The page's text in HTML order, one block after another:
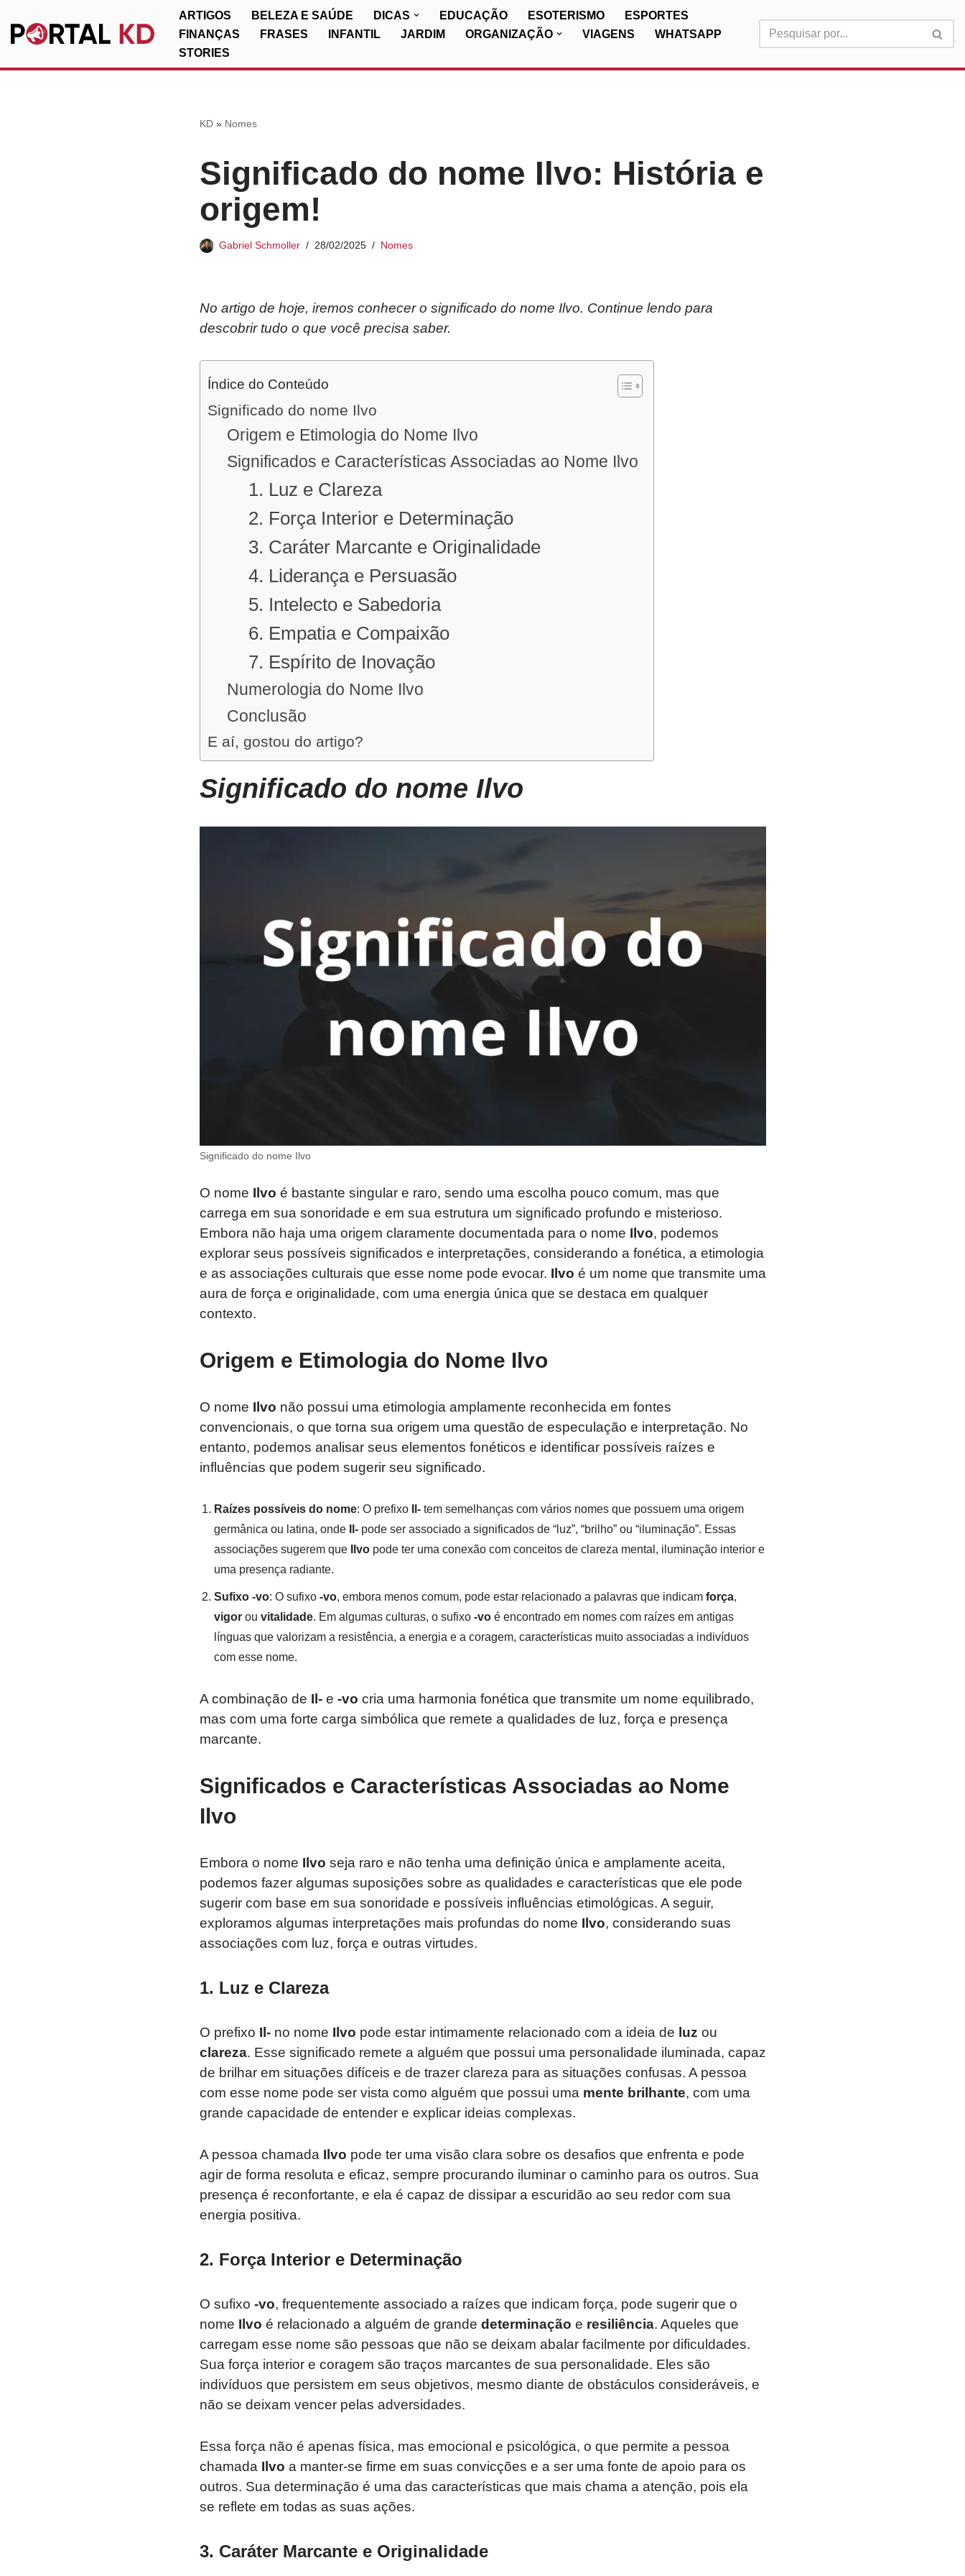
Pular
ARTIGOS BELEZA E SAÚDE DICAS EDUCAÇÃO ESOTERISMO
ESPORTES
FINANÇAS
FRASES INFANTIL JARDIM ORGANIZAÇÃO VIAGENS
WHATSAPP
STORIES
KD» Nomes
Significado do nome Ilvo: História e
origem!
Gabriel Schmoller 28/02/2025 Nomes
No artigo de hoje, iremos conhecer o significado do nome Ilvo. Continue lendo para
descobrir tudo o que você precisa saber.
Índice do Conteúdo
Significado do nome Ilvo
Origem e Etimologia do Nome Ilvo
Significados e Características Associadas ao Nome Ilvo
1. Luz e Clareza
2. Força Interior e Determinação
3. Caráter Marcante e Originalidade
4. Liderança e Persuasão
5. Intelecto e Sabedoria
6. Empatia e Compaixão
7. Espírito de Inovação
Numerologia do Nome Ilvo
Conclusão
E aí, gostou do artigo?
Significado do nome Ilvo
Significado do nome Ilvo
O nome Ilvo é bastante singular e raro, sendo uma escolha pouco comum, mas que
carrega em sua sonoridade e em sua estrutura um significado profundo e misterioso.
Embora não haja uma origem claramente documentada para o nome Ilvo, podemos
explorar seus possíveis significados e interpretações, considerando a fonética, a etimologia
e as associações culturais que esse nome pode evocar. Ilvo é um nome que transmite uma
aura de força e originalidade, com uma energia única que se destaca em qualquer
contexto.
Origem e Etimologia do Nome Ilvo
O nome Ilvo não possui uma etimologia amplamente reconhecida em fontes
convencionais, o que torna sua origem uma questão de especulação e interpretação. No
entanto, podemos analisar seus elementos fonéticos e identificar possíveis raízes e
influências que podem sugerir seu significado.
Raízes possíveis do nome: O prefixo Il-tem semelhanças com vários nomes que possuem uma origem
germânica ou latina, onde
Il-pode ser associado a significados de “luz”, “brilho” ou “iluminação”. Essas
associações sugerem que
Ilvopode ter uma conexão com conceitos de clareza mental, iluminação interior e
uma presença radiante.
Sufixo -vo: O sufixo -vo, embora menos comum, pode estar relacionado a palavras que indicam força,
vigorou vitalidade. Em algumas culturas, o sufixo -voé encontrado em nomes com raízes em antigas
línguas que valorizam a resistência, a energia e a coragem, características muito associadas a indivíduos
com esse nome.
A combinação de Il-e -vo cria uma harmonia fonética que transmite um nome equilibrado,
mas com uma forte carga simbólica que remete a qualidades de luz, força e presença
marcante.
Significados e Características Associadas ao Nome
Ilvo
Embora o nome Ilvo seja raro e não tenha uma definição única e amplamente aceita,
podemos fazer algumas suposições sobre as qualidades e características que ele pode
sugerir com base em sua sonoridade e possíveis influências etimológicas. A seguir,
exploramos algumas interpretações mais profundas do nome Ilvo, considerando suas
associações com luz, força e outras virtudes.
1. Luz e Clareza
O prefixo Il-no nome Ilvo pode estar intimamente relacionado com a ideia de luz ou
clareza. Esse significado remete a alguém que possui uma personalidade iluminada, capaz
de brilhar em situações difíceis e de trazer clareza para as situações confusas. A pessoa
com esse nome pode ser vista como alguém que possui uma mente brilhante, com uma
grande capacidade de entender e explicar ideias complexas.
A pessoa chamada Ilvo pode ter uma visão clara sobre os desafios que enfrenta e pode
agir de forma resoluta e eficaz, sempre procurando iluminar o caminho para os outros. Sua
presença é reconfortante, e ela é capaz de dissipar a escuridão ao seu redor com sua
energia positiva.
2. Força Interior e Determinação
O sufixo -vo, frequentemente associado a raízes que indicam força, pode sugerir que o
nome Ilvo é relacionado a alguém de grande determinação e resiliência. Aqueles que
carregam esse nome são pessoas que não se deixam abalar facilmente por dificuldades.
Sua força interior e coragem são traços marcantes de sua personalidade. Eles são
indivíduos que persistem em seus objetivos, mesmo diante de obstáculos consideráveis, e
não se deixam vencer pelas adversidades.
Essa força não é apenas física, mas emocional e psicológica, o que permite a pessoa
chamada Ilvo a manter-se firme em suas convicções e a ser uma fonte de apoio para os
outros. Sua determinação é uma das características que mais chama a atenção, pois ela
se reflete em todas as suas ações.
3. Caráter Marcante e Originalidade